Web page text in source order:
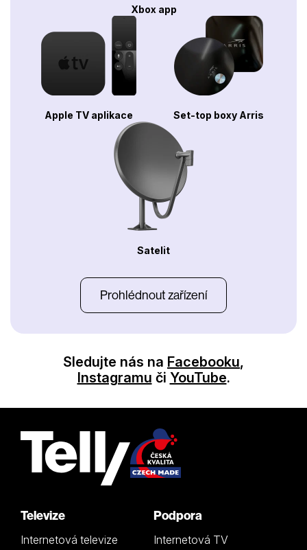
Xbox app
Apple TV aplikace Set-top boxy Arris
Satelit
Prohlédnout zařízení
Sledujte nás na Facebooku,
Instagramu či YouTube.
Televize
Internetová televize
Podpora
Internetová TV